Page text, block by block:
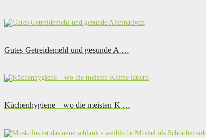
Gutes Getreidemehl und gesunde A …
Küchenhygiene – wo die meisten K …